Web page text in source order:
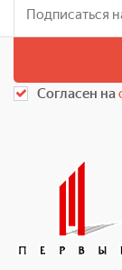
Согласен на